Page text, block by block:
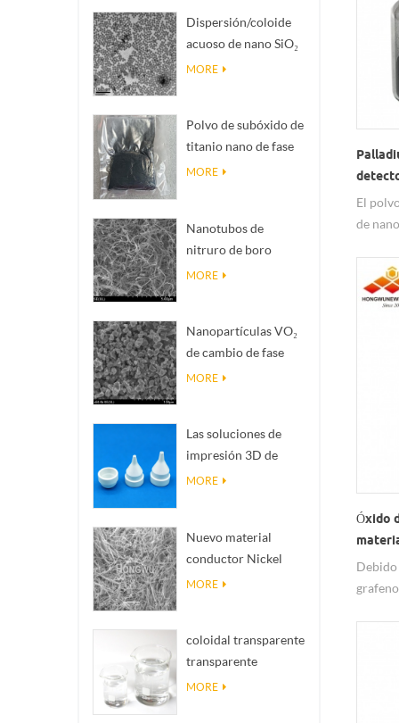
Dispersión/coloide
acuoso de nano SiO₂
esférico
MORE
Polvo de subóxido de
titanio nano de fase
Magnéli Ti₄O₇
MORE
Nanotubos de
nitruro de boro
(BNNTs): rellenos de
térmica
MORE
Nanopartículas VO₂
de cambio de fase
inteligente: respuesta
MORE
Las soluciones de
impresión 3D de
cerámica de
imposibles en
realidad
MORE
Nuevo material
conductor Nickel
NanOwires Ninws
MORE
coloidal transparente
transparente
antibacteriano nano
MORE
El
de
de
y
Óxido
capa